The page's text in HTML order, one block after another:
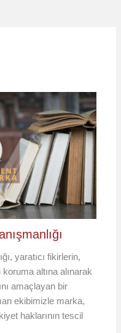
yaratıcı fikirlerin,
altına alınarak
amaçlayan bir
ekibimizle marka,
haklarının tescil